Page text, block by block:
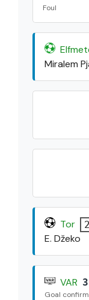
Foul
Miralem
Tor
E. Džeko
VAR
Goal